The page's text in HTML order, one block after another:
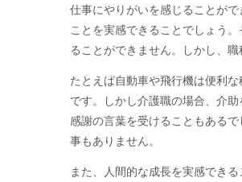
仕事にやりがいを感じることが
ことを実感できることでしょう
ることができません。しかし、
たとえば自動車や飛行機は便利
です。しかし介護職の場合、介
感謝の言葉を受けることもある
事もありません。
また、人間的な成長を実感でき